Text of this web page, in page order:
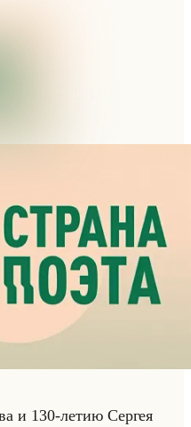
и 130-летию Сер­гея